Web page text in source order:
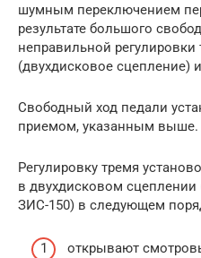
шумным переключением
результате большого
неправильной
(двухдисковое сцепление)
Свободный ход педали
приемом, указанным выше.
Регулировку тремя
в двухдисковом
ЗИС-150) в следующем
открывают